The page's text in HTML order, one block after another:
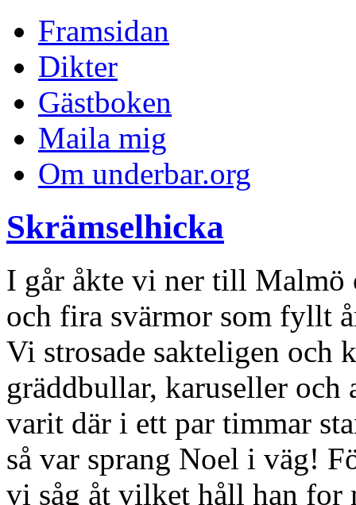
Framsidan
Dikter
Gästboken
Maila mig
Om underbar.org
Skrämselhicka
I går åkte vi ner till Malmö
och fira svärmor som fyllt
Vi strosade sakteligen och
gräddbullar, karuseller
varit där i ett par timmar
så var sprang Noel i väg!
vi såg åt vilket håll han for